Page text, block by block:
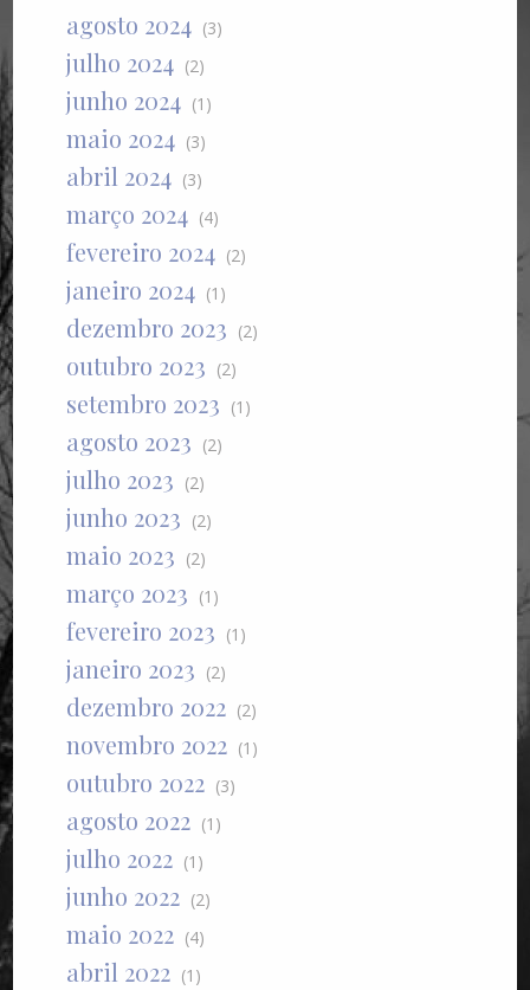
agosto 2024 (3)
julho 2024 (2)
junho 2024 (1)
maio 2024 (3)
abril 2024 (3)
março 2024 (4)
fevereiro 2024 (2)
janeiro 2024 (1)
dezembro 2023 (2)
outubro 2023 (2)
setembro 2023 (1)
agosto 2023 (2)
julho 2023 (2)
junho 2023 (2)
maio 2023 (2)
março 2023 (1)
fevereiro 2023 (1)
janeiro 2023 (2)
dezembro 2022 (2)
novembro 2022 (1)
outubro 2022 (3)
agosto 2022 (1)
julho 2022 (1)
junho 2022 (2)
maio 2022 (4)
abril 2022 (1)